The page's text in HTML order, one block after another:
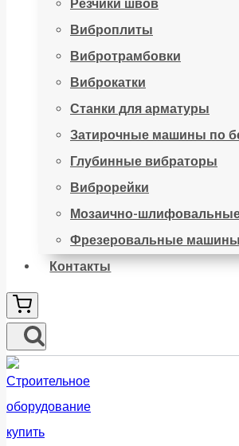
Резчики швов
Виброплиты
Вибротрамбовки
Виброкатки
Станки для арматуры
Затирочные машины по
Глубинные вибраторы
Виброрейки
Мозаично-
Фрезеровальные
Контакты